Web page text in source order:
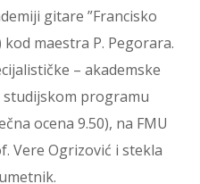
gitare ”Francisko
maestra P. Pegorara.
– akademske
programu
ocena 9.50), na FMU
Vere Ogrizović i stekla